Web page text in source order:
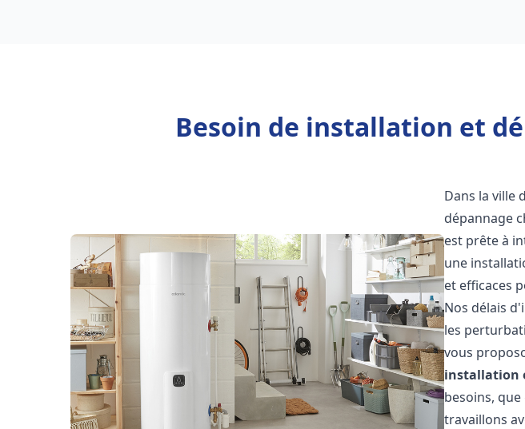
Besoin de installation et
Dans la ville
dépannage
est prête à
une
et efficaces
Nos délais
les
vous
installation
besoins,
travaillons